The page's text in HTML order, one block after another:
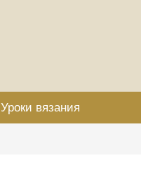
Уроки вязания